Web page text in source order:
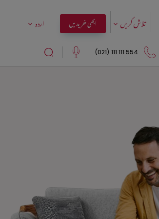
تلاش کریں ابھی خریدیں اردو
554 111 111 (021)